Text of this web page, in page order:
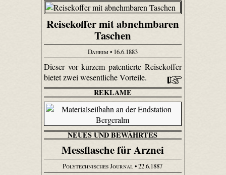
Reisekoffer mit abnehmbaren
Taschen
Daheim• 16.6.1883
Dieser vor kurzem patentierte Reisekoffer
bietet zwei wesentliche Vorteile.
REKLAME
NEUES UND BEWÄHRTES
Messflasche für Arznei
Polytechnisches Journal• 22.6.1887